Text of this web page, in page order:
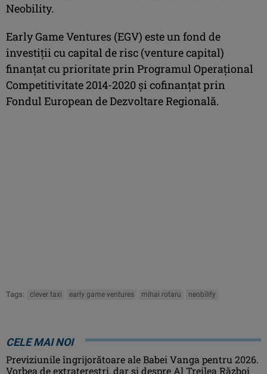
Neobility.
Early Game Ventures (EGV) este un fond de
investiţii cu capital de risc (venture capital)
finanțat cu prioritate prin Programul Operațional
Competitivitate 2014-2020 şi cofinanțat prin
Fondul European de Dezvoltare Regională.
Tags: clever taxi early game ventures mihai rotaru neobility
CELE MAI NOI
Previziunile îngrijorătoare ale Babei Vanga pentru 2026.
Vorbea de extratereștri, dar și despre Al Treilea Război